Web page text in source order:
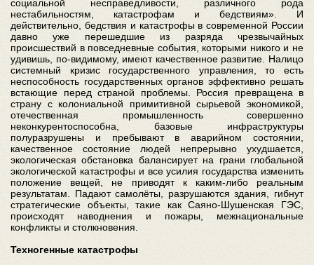
социальной несправедливости, различного рода
нестабильностям, катастрофам и бедствиям». И
действительно, бедствия и катастрофы в современной России
давно уже перешедшие из разряда чрезвычайных
происшествий в повседневные события, которыми никого и не
удивишь, по-видимому, имеют качественное развитие. Налицо
системный кризис государственного управления, то есть
неспособность государственных органов эффективно решать
встающие перед страной проблемы. Россия превращена в
страну с колониальной примитивной сырьевой экономикой,
отечественная промышленность совершенно
неконкурентоспособна, базовые инфраструктуры
полуразрушены и пребывают в аварийном состоянии,
качественное состояние людей непрерывно ухудшается,
экологическая обстановка балансирует на грани глобальной
экологической катастрофы и все усилия государства изменить
положение вещей, не приводят к каким-либо реальным
результатам. Падают самолёты, разрушаются здания, гибнут
стратегические объекты, такие как Саяно-Шушенская ГЭС,
происходят наводнения и пожары, межнациональные
конфликты и столкновения.
Техногенные катастрофы